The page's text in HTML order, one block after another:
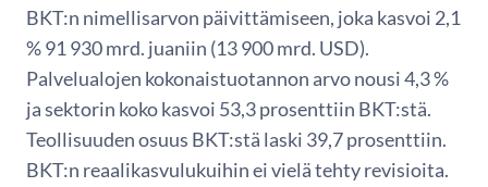
BKT:n nimellisarvon päivittämiseen, joka kasvoi 2,1
% 91 930 mrd. juaniin (13 900 mrd. USD).
Palvelualojen kokonaistuotannon arvo nousi 4,3 %
ja sektorin koko kasvoi 53,3 prosenttiin BKT:stä.
Teollisuuden osuus BKT:stä laski 39,7 prosenttiin.
BKT:n reaalikasvulukuihin ei vielä tehty revisioita.